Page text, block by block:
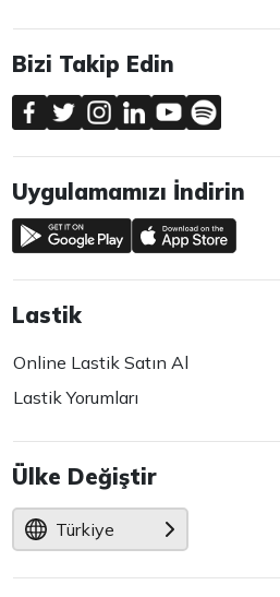
Bizi Takip Edin
Uygulamamızı İndirin
Lastik
Online Lastik Satın Al
Lastik Yorumları
Ülke Değiştir
Türkiye